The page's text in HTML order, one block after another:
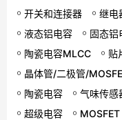
开关和连接器
继电
液态铝电容
固态铝
陶瓷电容MLCC
贴
晶体管/二极管/
陶瓷电容
气味传感
超级电容
MOSFET